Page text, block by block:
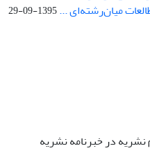
میان‌رشته‌ای ...1395-09-29
نشریه در خبرنامه نشریه